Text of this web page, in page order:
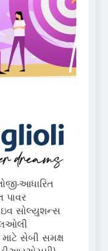
આધારિત
પાવર
સોલ્યુશન્સ
સેબી સમક્ષ